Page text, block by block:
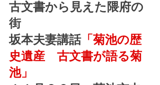
古文書から見えた隈府の
街
坂本夫妻講話「菊池の歴
史遺産　古文書が語る菊
池」